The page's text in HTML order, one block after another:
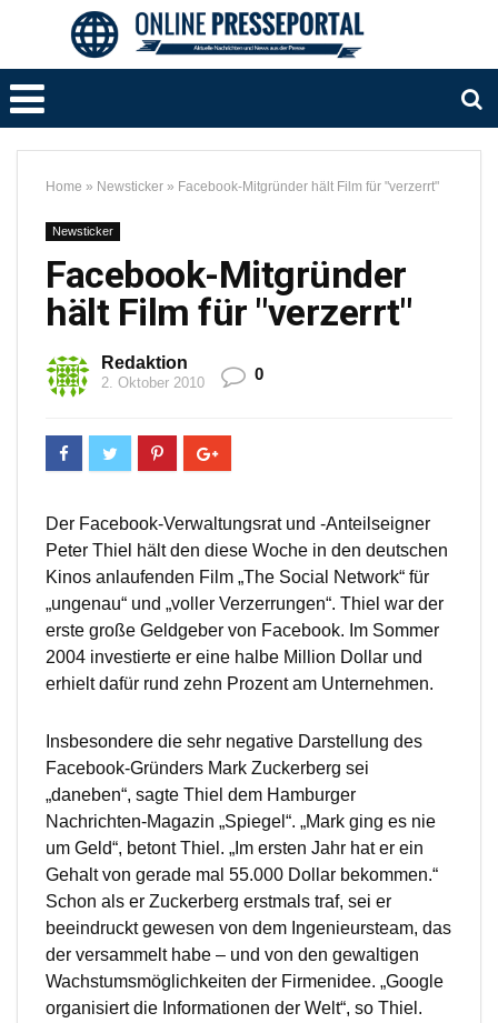
Home » Newsticker » Facebook-Mitgründer hält Film für "verzerrt"
Newsticker
Facebook-Mitgründer
hält Film für "verzerrt"
Redaktion
2. Oktober 2010 0
Der Facebook-Verwaltungsrat und -Anteilseigner
Peter Thiel hält den diese Woche in den deutschen
Kinos anlaufenden Film „The Social Network“ für
„ungenau“ und „voller Verzerrungen“. Thiel war der
erste große Geldgeber von Facebook. Im Sommer
2004 investierte er eine halbe Million Dollar und
erhielt dafür rund zehn Prozent am Unternehmen.
Insbesondere die sehr negative Darstellung des
Facebook-Gründers Mark Zuckerberg sei
„daneben“, sagte Thiel dem Hamburger
Nachrichten-Magazin „Spiegel“. „Mark ging es nie
um Geld“, betont Thiel. „Im ersten Jahr hat er ein
Gehalt von gerade mal 55.000 Dollar bekommen.“
Schon als er Zuckerberg erstmals traf, sei er
beeindruckt gewesen von dem Ingenieursteam, das
der versammelt habe – und von den gewaltigen
Wachstumsmöglichkeiten der Firmenidee. „Google
organisiert die Informationen der Welt“, so Thiel.